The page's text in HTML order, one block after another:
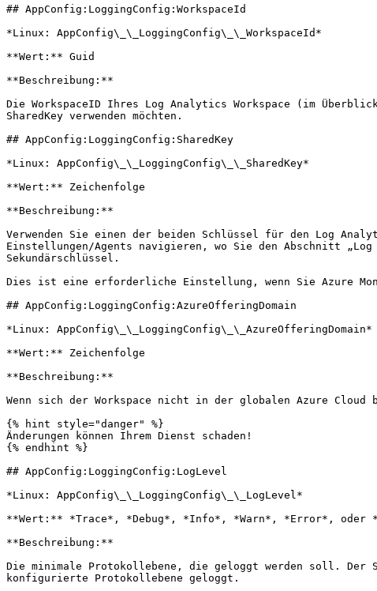
## AppConfig:LoggingConfig:WorkspaceId
*Linux: AppConfig\_\_LoggingConfig\_\_WorkspaceId*
**Wert:** Guid
**Beschreibung:**
Die WorkspaceID Ihres Log Analytics Workspace (im
SharedKey verwenden möchten.
## AppConfig:LoggingConfig:SharedKey
*Linux: AppConfig\_\_LoggingConfig\_\_SharedKey*
**Wert:** Zeichenfolge
**Beschreibung:**
Verwenden Sie einen der beiden Schlüssel für den Log
Einstellungen/Agents navigieren, wo Sie den Abschnitt
Sekundärschlüssel.
Dies ist eine erforderliche Einstellung, wenn Sie Azure
## AppConfig:LoggingConfig:AzureOfferingDomain
*Linux: AppConfig\_\_LoggingConfig\_\_AzureOfferingDomain*
**Wert:** Zeichenfolge
**Beschreibung:**
Wenn sich der Workspace nicht in der globalen Azure
{% hint style="danger" %}
Änderungen können Ihrem Dienst schaden!
{% endhint %}
## AppConfig:LoggingConfig:LogLevel
*Linux: AppConfig\_\_LoggingConfig\_\_LogLevel*
**Wert:** *Trace*, *Debug*, *Info*, *Warn*, *Error*, oder
**Beschreibung:**
Die minimale Protokollebene, die geloggt werden soll.
konfigurierte Protokollebene geloggt.